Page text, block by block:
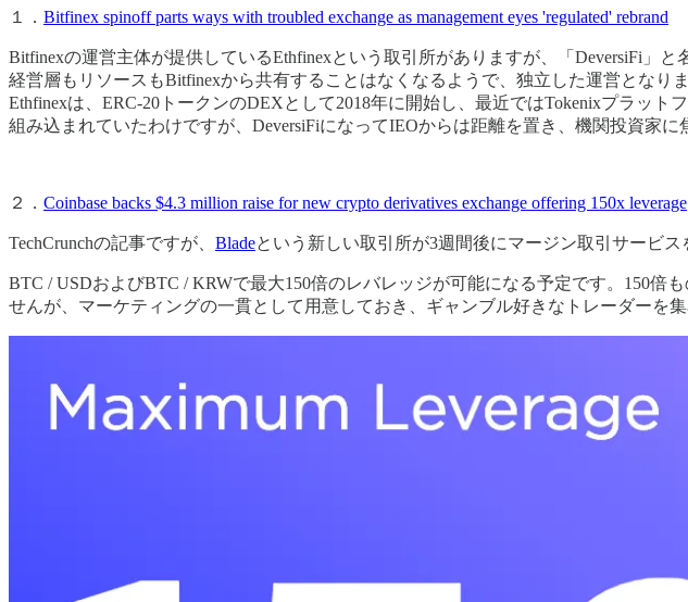
１． Bitfinex spinoff parts ways with troubled exchange as management eyes 'regulated' rebrand
Bitfinexの運営主体が提供しているEthfinexという取引所がありますが、「DeversiFi」
経営層もリソースもBitfinexから共有することはなくなるようで、独立した運営となりま
Ethfinexは、ERC-20トークンのDEXとして2018年に開始し、最近ではTokenixプラッ
組み込まれていたわけですが、DeversiFiになってIEOからは距離を置き、機関投資家に
２． Coinbase backs $4.3 million raise for new crypto derivatives exchange offering 150x leverage
TechCrunchの記事ですが、 Bladeという新しい取引所が3週間後にマージン取引サービス
BTC / USDおよびBTC / KRWで最大150倍のレバレッジが可能になる予定です。150
せんが、マーケティングの一貫として用意しておき、ギャンブル好きなトレーダーを集